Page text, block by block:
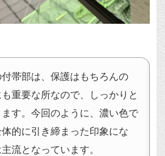
帯部は、保護はもちろんの
重要な所なので、しっかりと
す。今回のように、濃い色で
的に引き締まった印象にな
流となっています。